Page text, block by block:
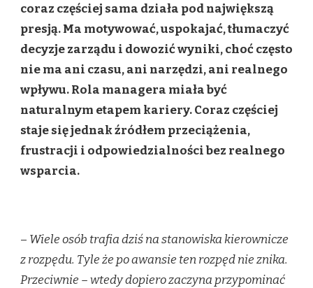
CAŁE
ZESPOŁY
coraz częściej sama działa pod największą
presją. Ma motywować, uspokajać, tłumaczyć
decyzje zarządu i dowozić wyniki, choć często
nie ma ani czasu, ani narzędzi, ani realnego
wpływu. Rola managera miała być
naturalnym etapem kariery. Coraz częściej
staje się jednak źródłem przeciążenia,
frustracji i odpowiedzialności bez realnego
wsparcia.
– Wiele osób trafia dziś na stanowiska kierownicze
z rozpędu. Tyle że po awansie ten rozpęd nie znika.
Przeciwnie – wtedy dopiero zaczyna przypominać